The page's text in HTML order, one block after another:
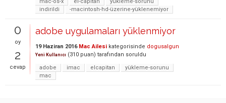
indirildi
-macintosh-hd-üzerine-yüklenemiyor
0
oy
2
cevap
adobe uygulamaları yüklenmiyor
19 Haziran 2016 Mac Ailesi kategorisinde dogusalgun
Yeni Kullanıcı (310 puan) tarafından soruldu
adobe
imac elcapitan
yükleme-sorunu
mac